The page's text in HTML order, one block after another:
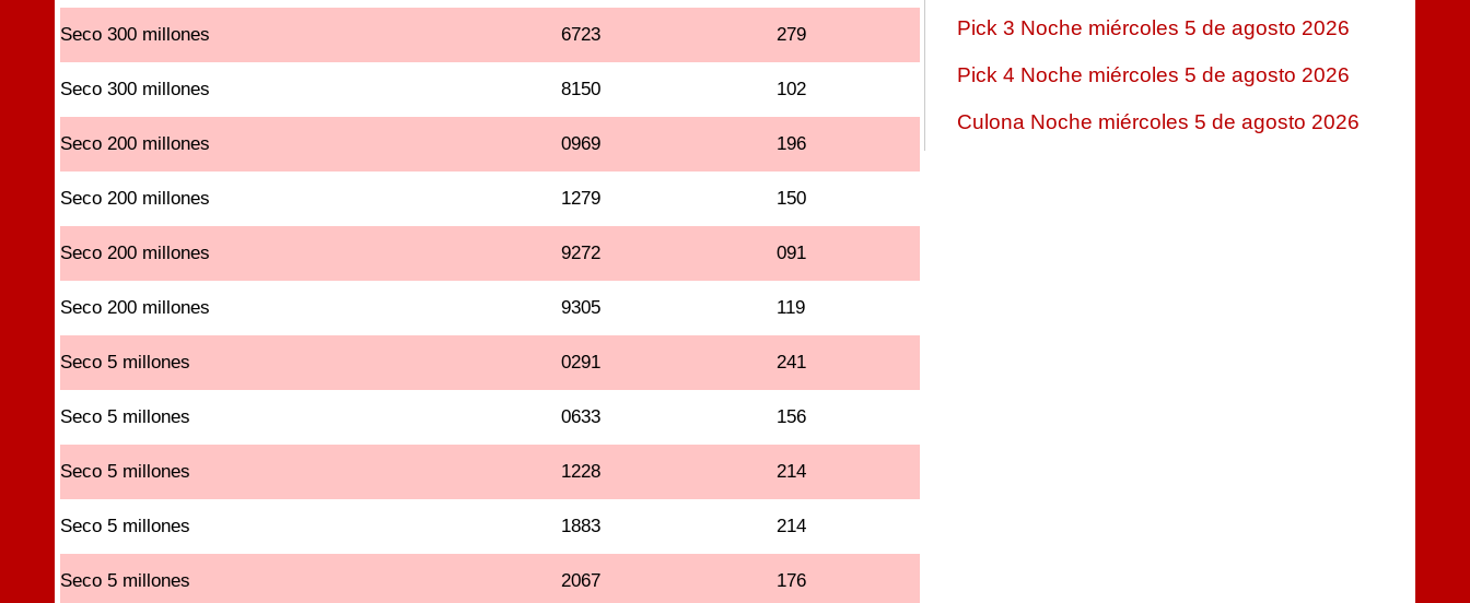
Seco 300 millones 6723 279
Seco 300 millones 8150 102
Seco 200 millones 0969 196
Seco 200 millones 1279 150
Seco 200 millones 9272 091
Seco 200 millones 9305 119
Seco 5 millones 0291 241
Seco 5 millones 0633 156
Seco 5 millones 1228 214
Seco 5 millones 1883 214
Seco 5 millones 2067 176
Pick 3 Noche miércoles 5 de agosto 2026
Pick 4 Noche miércoles 5 de agosto 2026
Culona Noche miércoles 5 de agosto 2026